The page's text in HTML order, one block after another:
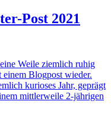
Post 2021
Weile ziemlich ruhig
einem Blogpost wieder.
kurioses Jahr, geprägt
mittlerweile 2-jährigen